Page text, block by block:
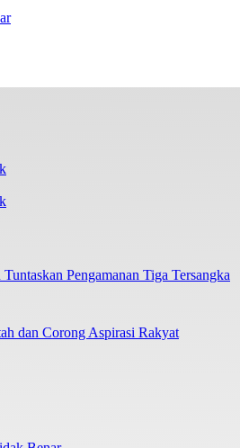
Pengamanan Tiga Tersangka
dan Corong Aspirasi Rakyat